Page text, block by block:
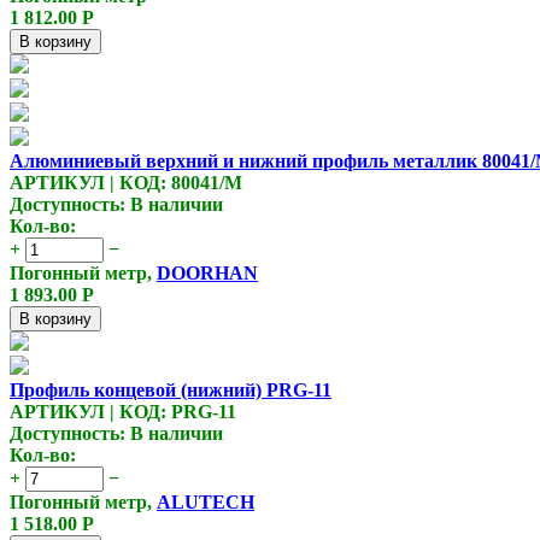
1 812.00 Р
В корзину
Алюминиевый верхний и нижний профиль металлик
АРТИКУЛ | КОД: 80041/М
Доступность: В наличии
Кол-во:
+
−
Погонный метр, DOORHAN
1 893.00 Р
В корзину
Профиль концевой (нижний) PRG-11
АРТИКУЛ | КОД: PRG-11
Доступность: В наличии
Кол-во:
+
−
Погонный метр, ALUTECH
1 518.00 Р